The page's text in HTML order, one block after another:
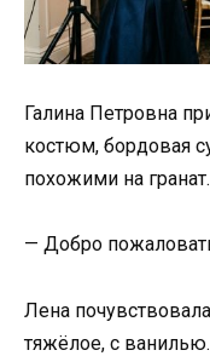
Галина Петровна
костюм, бордовая
похожими на
— Добро
Лена
тяжёлое, с